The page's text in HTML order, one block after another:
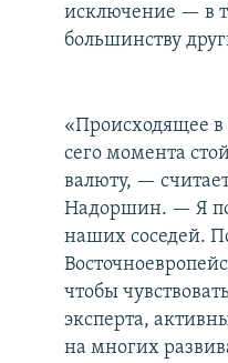
исключение — в
большинству
«Происходящее
сего момента
валюту, —
Надоршин. — Я
наших соседей.
чтобы
эксперта,
на многих